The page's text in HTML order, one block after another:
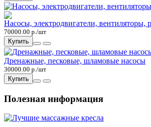
Насосы, электродвигатели, вентиляторы,
70000.00 р./шт
Купить
Дренажные, песковые, шламовые насосы
30000.00 р./шт
Купить
Полезная информация